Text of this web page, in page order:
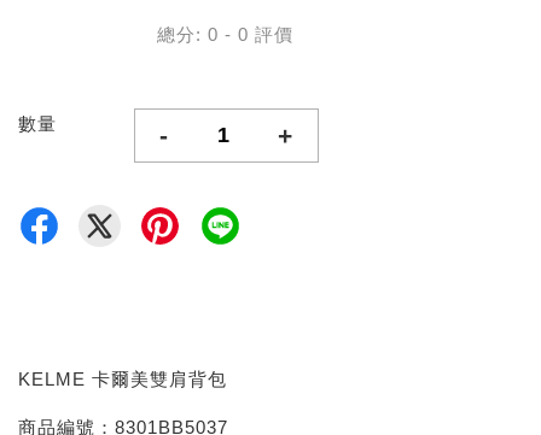
總分: 0 - 0 評價
數量 - +
KELME 卡爾美雙肩背包
商品編號：8301BB5037